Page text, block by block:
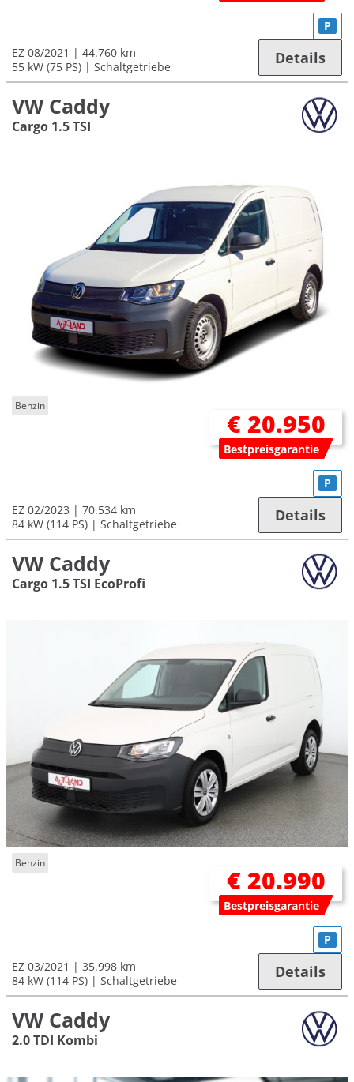
EZ 08/2021
44.760 km
55 kW (75 PS)
Schaltgetriebe
P
Details
VW Caddy
Cargo 1.5 TSI
Benzin
€ 20.950
Bestpreisgarantie
EZ 02/2023
70.534 km
84 kW (114 PS)
Schaltgetriebe
P
Details
VW Caddy
Cargo 1.5 TSI EcoProfi
Benzin
€ 20.990
Bestpreisgarantie
EZ 03/2021
35.998 km
84 kW (114 PS)
Schaltgetriebe
P
Details
VW Caddy
2.0 TDI Kombi